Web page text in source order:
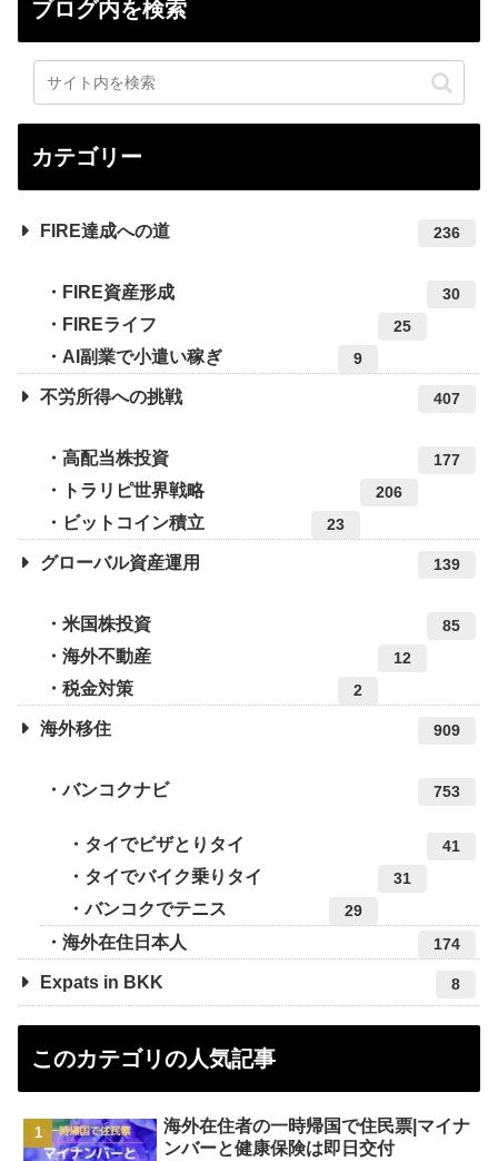
ブログ内を検索
カテゴリー
FIRE達成への道 236
FIRE資産形成 30
FIREライフ 25
AI副業で小遣い稼ぎ 9
不労所得への挑戦 407
高配当株投資 177
トラリピ世界戦略 206
ビットコイン積立 23
グローバル資産運用 139
米国株投資 85
海外不動産 12
税金対策 2
海外移住 909
バンコクナビ 753
タイでビザとりタイ 41
タイでバイク乗りタイ 31
バンコクでテニス 29
海外在住日本人 174
Expats in BKK 8
このカテゴリの人気記事
海外在住者の一時帰国で住民票|マイナ
ンバーと健康保険は即日交付